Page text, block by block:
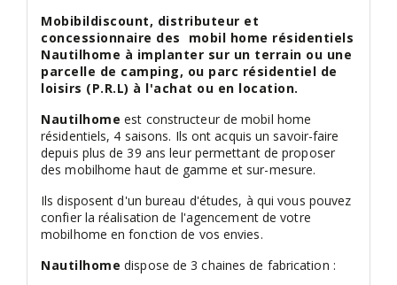
Mobibildiscount, distributeur et
concessionnaire des mobil home résidentiels
Nautilhome à implanter sur un terrain ou une
parcelle de camping, ou parc résidentiel de
loisirs (P.R.L) à l'achat ou en location.
Nautilhome est constructeur de mobil home
résidentiels, 4 saisons. Ils ont acquis un savoir-faire
depuis plus de 39 ans leur permettant de proposer
des mobilhome haut de gamme et sur-mesure.
Ils disposent d'un bureau d'études, à qui vous pouvez
confier la réalisation de l'agencement de votre
mobilhome en fonction de vos envies.
Nautilhome dispose de 3 chaines de fabrication :